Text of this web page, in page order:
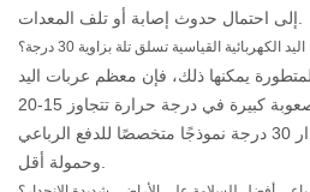
يمكنها ذلك، فإن معظم عربات اليد
الكهربائية القياسية تواجه صعوبة كبيرة في درجة حرارة تتجاوز 15-20
درجة. يتطلب التسلق بمقدار 30 درجة نموذجًا متخصصًا للدفع الرباعي